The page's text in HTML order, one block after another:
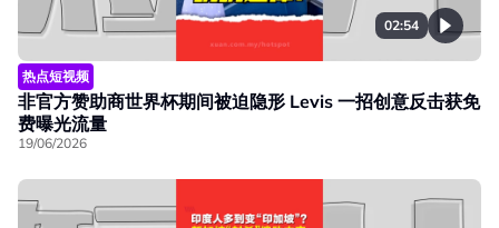
02:54
热点短视频
非官方赞助商世界杯期间被迫隐形 Levis 一招创意反击获免
费曝光流量
19/06/2026